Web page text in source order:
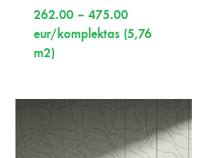
262.00 – 475.00Price
range:
eur/komplektas (5,76
m2)